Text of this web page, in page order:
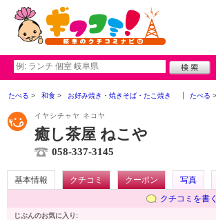
たべる 和食 お好み焼き・焼きそば・たこ焼き たべる
イヤシチャヤ ネコヤ
癒し茶屋 ねこや
058-337-3145
基本情報 クチコミ クーポン 写真
クチコミを書く
じぶんのお気に入り: